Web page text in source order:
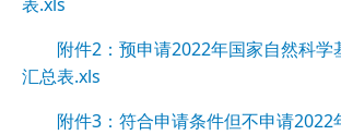
附件2：预申请2022年国家自然科学
汇总表.xls
附件3：符合申请条件但不申请2022